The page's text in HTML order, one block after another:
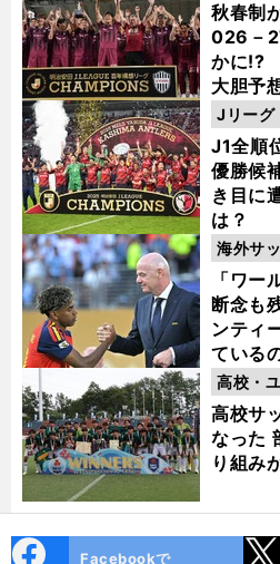
秋春制
026－
かに!?
大胆予
J1全順
優勝候
き目に
は？
Jリーグ
「ワー
断念も
ンティ
ている
海外サ
高校サ
なった
り組み
高校・
Facebookで